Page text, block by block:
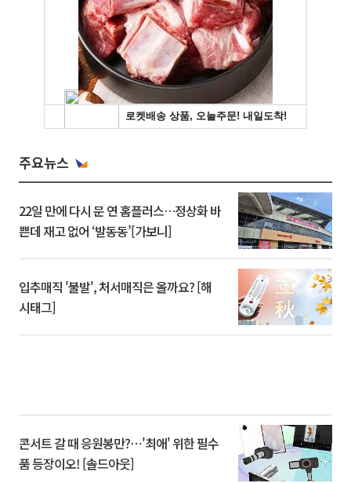
주요뉴스
22일 만에 다시 문 연 홈플러스…정상화 바
쁜데 재고 없어 ‘발동동’[가보니]
입추매직 '불발', 처서매직은 올까요? [해
시태그]
콘서트 갈 때 응원봉만?⋯'최애' 위한 필수
품 등장이오! [솔드아웃]